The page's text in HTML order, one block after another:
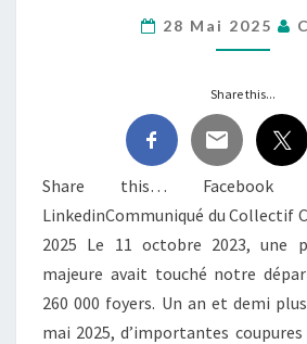
LES
28 Mai 2025
Share this...
Share this… Facebook
LinkedinCommuniqué du Collectif
2025 Le 11 octobre 2023, une
majeure avait touché notre
260 000 foyers. Un an et demi
mai 2025, d’importantes